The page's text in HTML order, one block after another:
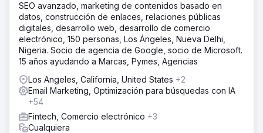
SEO avanzado, marketing de contenidos basado en
datos, construcción de enlaces, relaciones públicas
digitales, desarrollo web, desarrollo de comercio
electrónico, 150 personas, Los Ángeles, Nueva Delhi,
Nigeria. Socio de agencia de Google, socio de Microsoft.
15 años ayudando a Marcas, Pymes, Agencias
Los Angeles, California, United States +2
Email Marketing, Optimización para búsquedas con IA
+54
Fintech, Comercio electrónico +3
Cualquiera